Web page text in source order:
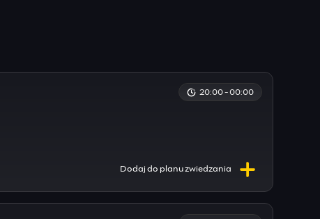
Dodaj do planuzwiedzania
20:00 - 00:00